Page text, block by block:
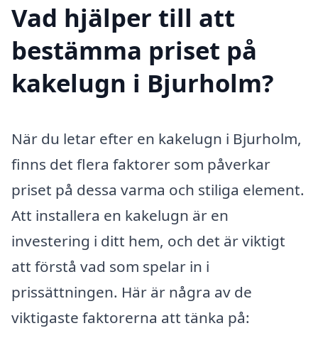
Vad hjälper till att
bestämma priset på
kakelugn i Bjurholm?
När du letar efter en kakelugn i Bjurholm,
finns det flera faktorer som påverkar
priset på dessa varma och stiliga element.
Att installera en kakelugn är en
investering i ditt hem, och det är viktigt
att förstå vad som spelar in i
prissättningen. Här är några av de
viktigaste faktorerna att tänka på: